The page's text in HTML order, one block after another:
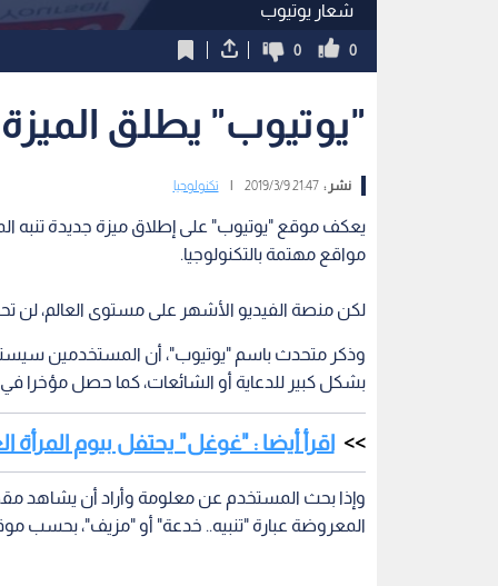
شعار يوتيوب
0
0
"يوتيوب" يطلق
نشر :21:47 2019/3/9 تكنولوجيا
يعكف موقع "يوتيوب" على إطلاق ميزة جديدة تنبه
مواقع مهتمة بالتكنولوجيا.
لكن منصة الفيديو الأشهر على مستوى العالم،
وذكر متحدث باسم "يوتيوب"، أن المستخدمين
بشكل كبير للدعاية أو الشائعات، كما حصل مؤخرا في
اقرأ أيضا : "غوغل" يحتفل بيوم المرأة العالمي"
وإذا بحث المستخدم عن معلومة وأراد أن يشاهد
المعروضة عبارة "تنبيه.. خدعة" أو "مزيف"، بحسب